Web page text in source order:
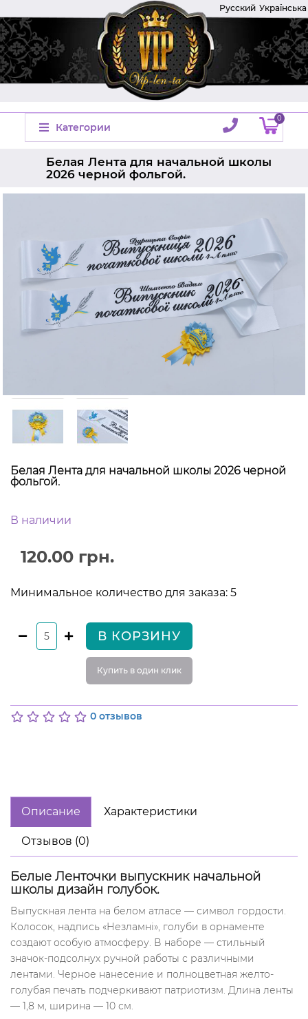
Русский Українська
Категории
0
Белая Лента для начальной школы
2026 черной фольгой.
Белая Лента для начальной школы 2026 черной
фольгой.
В наличии
120.00 грн.
Минимальное количество для заказа: 5
В КОРЗИНУ
Купить в один клик
0 отзывов
Описание Характеристики
Отзывов (0)
Белые Ленточки выпускник начальной
школы дизайн голубок.
Выпускная лента на белом атласе — символ гордости.
Колосок, надпись «Незламні», голуби в орнаменте
создают особую атмосферу. В наборе — стильный
значок-подсолнух ручной работы с различными
лентами. Черное нанесение и полноцветная желто-
голубая печать подчеркивают патриотизм. Длина ленты
— 1,8 м, ширина — 10 см.